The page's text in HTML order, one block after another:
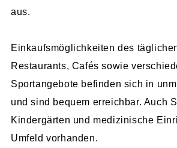
aus.
Einkaufsmöglichkeiten des
Restaurants, Cafés sowie
Sportangebote befinden sich in
und sind bequem erreichbar. Auch
Kindergärten und medizinische
Umfeld vorhanden.